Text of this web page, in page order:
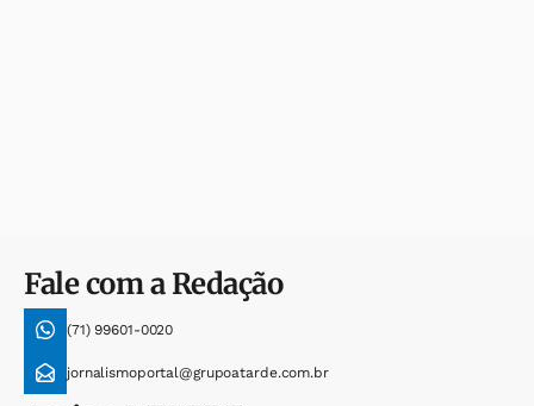
Fale com a Redação
(71) 99601-0020
jornalismoportal@grupoatarde.com.br